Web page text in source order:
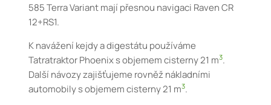
585 Terra Variant mají přesnou navigaci Raven CR
12+RS1.
K navážení kejdy a digestátu používáme
Tatratraktor Phoenix s objemem cisterny 21 m3.
Další návozy zajišťujeme rovněž nákladními
automobily s objemem cisterny 21 m3.